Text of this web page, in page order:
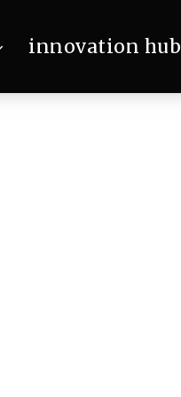
innovation hub